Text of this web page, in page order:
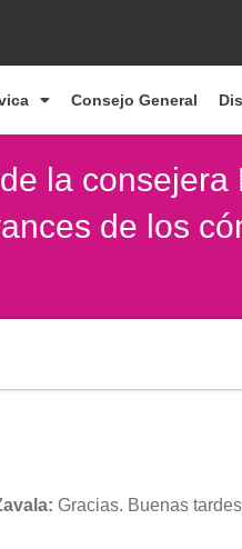
Consejo General
la consejera
de los
Gracias. Buenas